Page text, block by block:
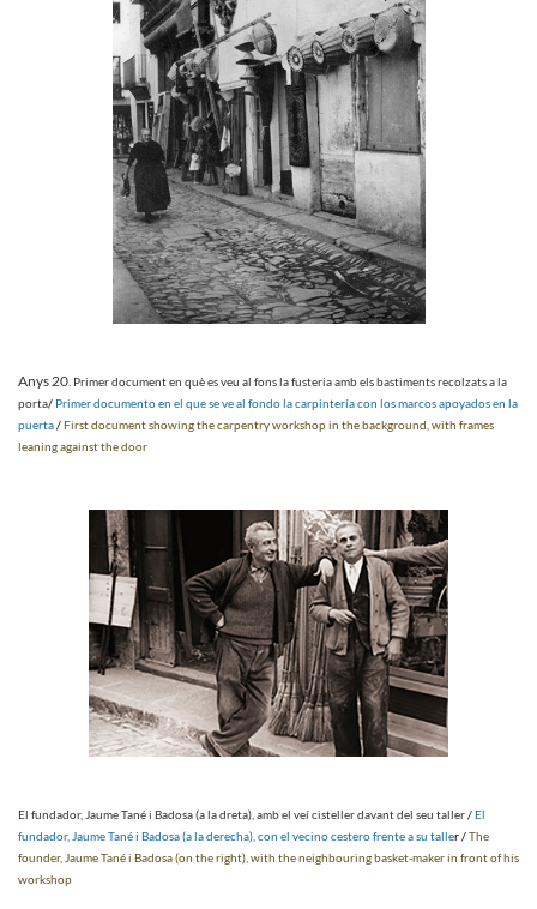
Anys 20 . Primer document en què es veu al fons la fusteria amb els bastiments recolzats a la
porta/ Primer documento en el que se ve al fondo la carpintería con los marcos apoyados en la
puerta/First document showing the carpentry workshop in the background, with frames
leaning against the door
El fundador, Jaume Tané i Badosa (a la dreta), amb el veí cisteller davant del seu taller/El
fundador, Jaume Tané i Badosa (a la derecha), con el vecino cestero frente a su taller /The
founder, Jaume Tané i Badosa (on the right), with the neighbouring basket-maker in front of his
workshop